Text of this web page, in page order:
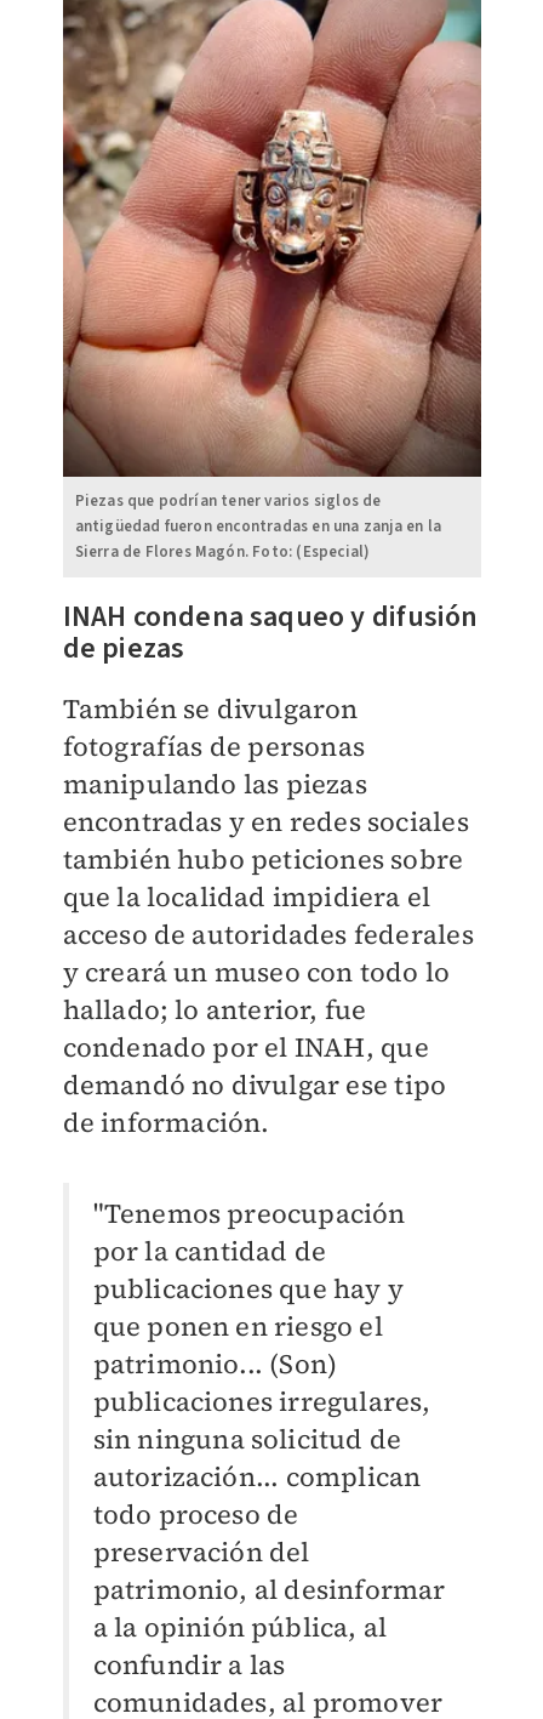
Piezas que podrían tener varios siglos de
antigüedad fueron encontradas en una zanja en la
Sierra de Flores Magón. Foto: (Especial)
INAH condena saqueo y difusión
de piezas
También se divulgaron
fotografías de personas
manipulando las piezas
encontradas y en redes sociales
también hubo peticiones sobre
que la localidad impidiera el
acceso de autoridades federales
y creará un museo con todo lo
hallado; lo anterior, fue
condenado por el INAH, que
demandó no divulgar ese tipo
de información.
"Tenemos preocupación
por la cantidad de
publicaciones que hay y
que ponen en riesgo el
patrimonio... (Son)
publicaciones irregulares,
sin ninguna solicitud de
autorización... complican
todo proceso de
preservación del
patrimonio, al desinformar
a la opinión pública, al
confundir a las
comunidades, al promover